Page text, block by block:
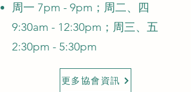
周一 7pm - 9pm；周二、四
9:30am - 12:30pm；周三、五
2:30pm - 5:30pm
更多協會資訊